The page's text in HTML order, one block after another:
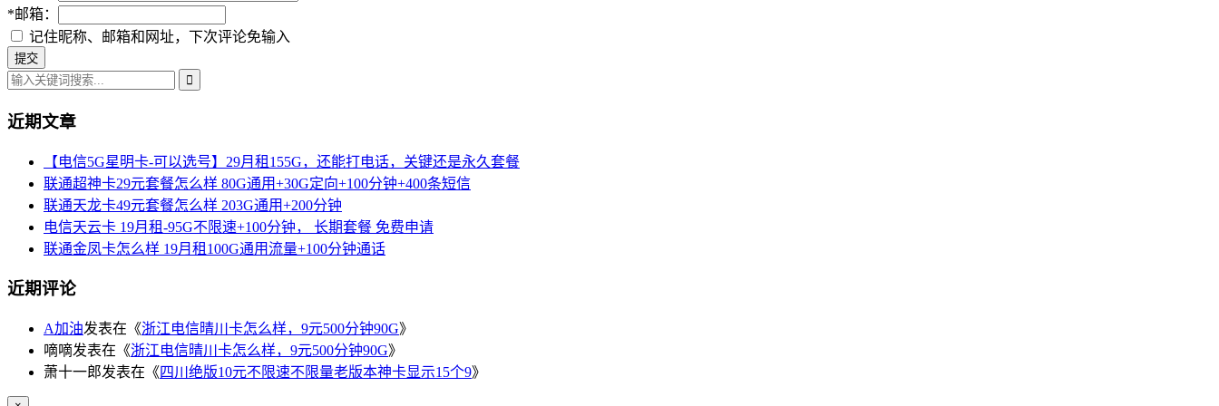
*邮箱：
记住昵称、邮箱和网址，下次评论免输入
近期文章
【电信5G星明卡-可以选号】29月租155G，还能打电话，关键还是永久套餐
联通超神卡29元套餐怎么样 80G通用+30G定向+100分钟+400条短信
联通天龙卡49元套餐怎么样 203G通用+200分钟
电信天云卡 19月租-95G不限速+100分钟， 长期套餐 免费申请
联通金凤卡怎么样 19月租100G通用流量+100分钟通话
近期评论
A加油发表在《浙江电信晴川卡怎么样，9元500分钟90G》
嘀嘀发表在《浙江电信晴川卡怎么样，9元500分钟90G》
萧十一郎发表在《四川绝版10元不限速不限量老版本神卡显示15个9》